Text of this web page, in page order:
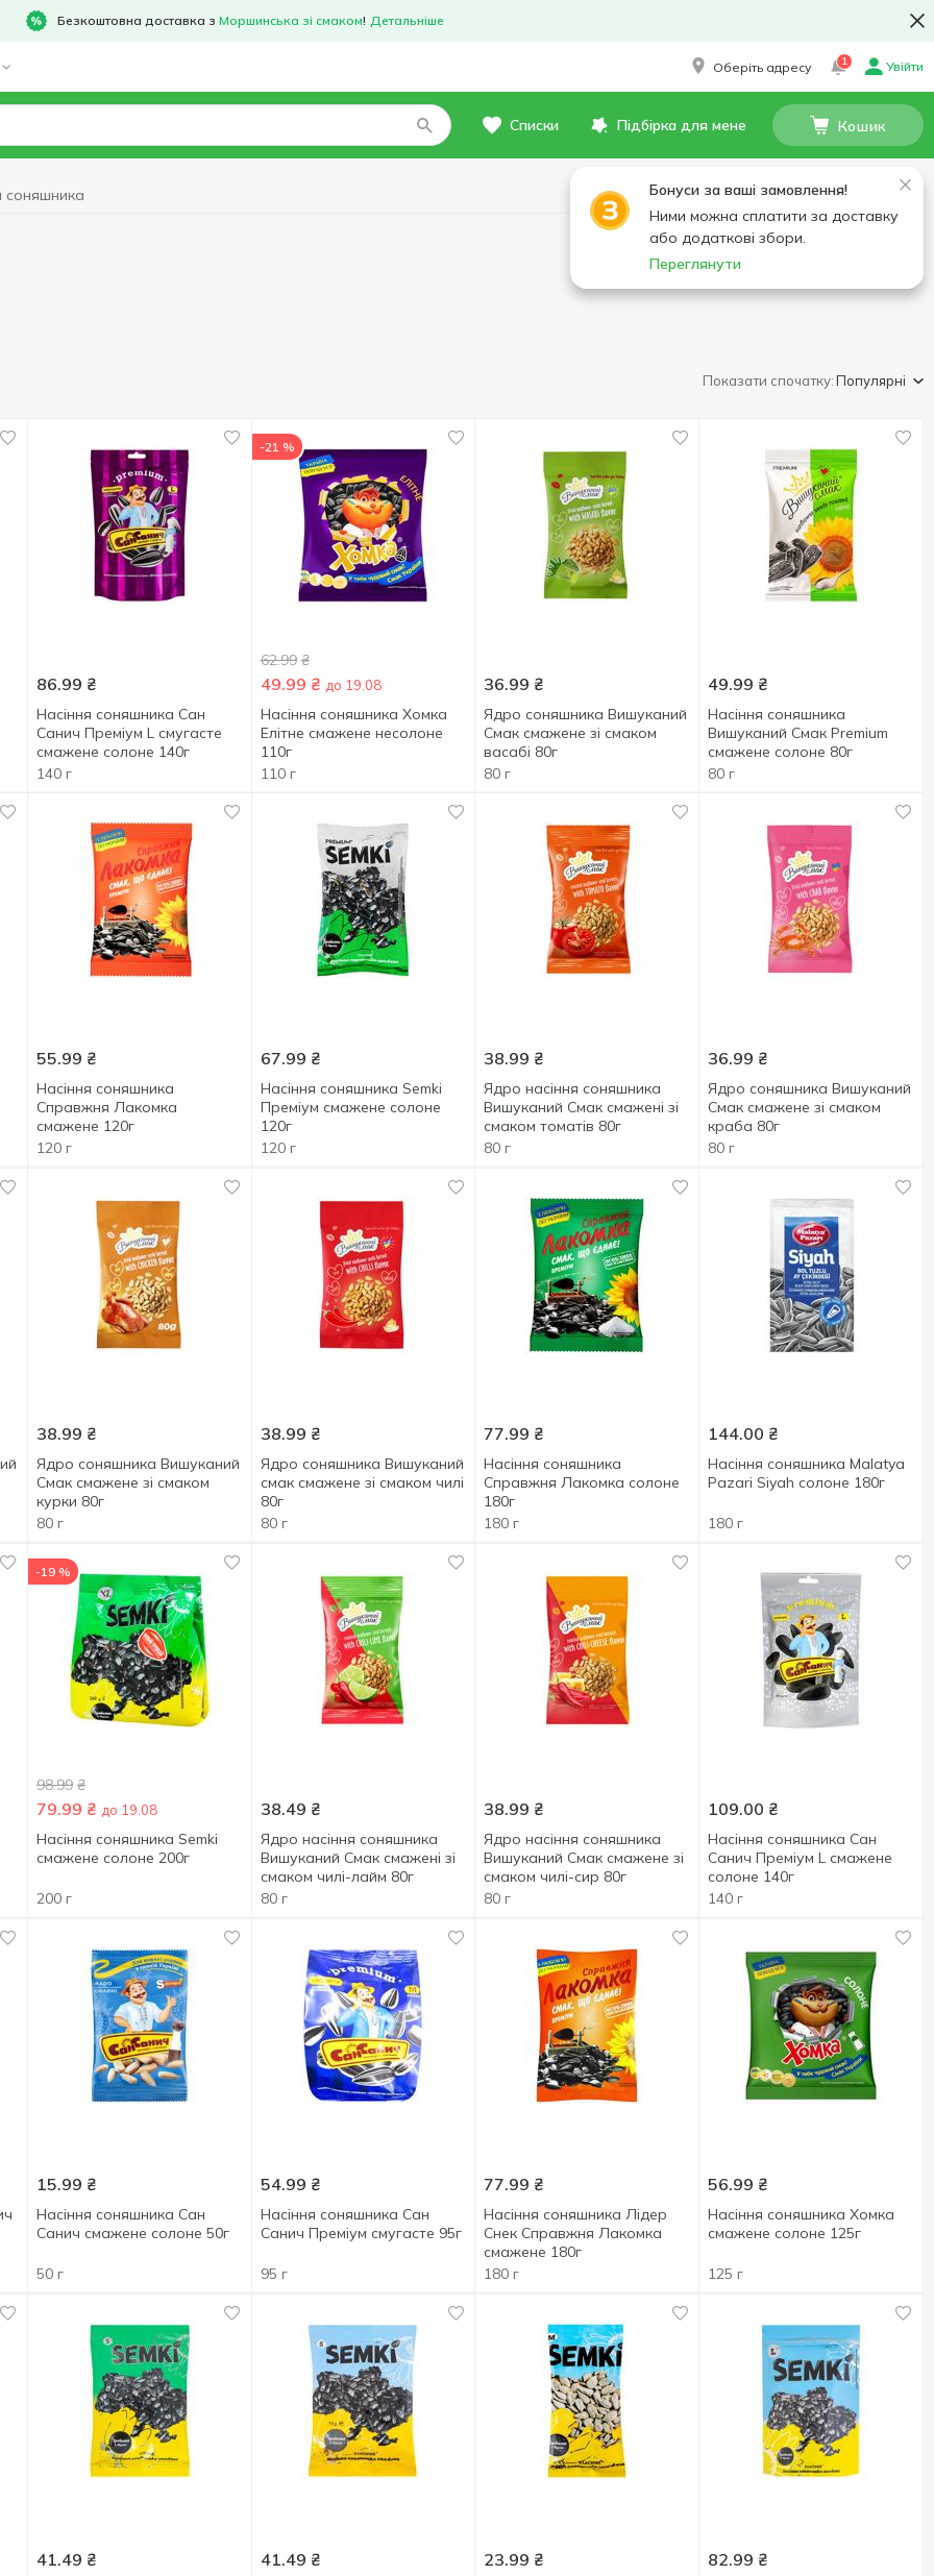
Безкоштовна доставка з Моршинська зі смаком! Детальніше
Оберіть адресу 1 Увійти
Списки Підбірка для мене Кошик
Бонуси за ваші замовлення!
Ними можна сплатити за доставку
або додаткові збори.
Переглянути
соняшника
Показати спочатку:Популярні
86.99 ₴
Насіння соняшника Сан
Санич Преміум L смугасте
смажене солоне 140г
140 г
-21 %
62.99 ₴
49.99 ₴ до 19.08
Насіння соняшника Хомка
Елітне смажене несолоне
110г
110 г
36.99 ₴
Ядро соняшника Вишуканий
Смак смажене зі смаком
васабі 80г
80 г
49.99 ₴
Насіння соняшника
Вишуканий Смак Premium
смажене солоне 80г
80 г
55.99 ₴
Насіння соняшника
Справжня Лакомка
смажене 120г
120 г
67.99 ₴
Насіння соняшника Semki
Преміум смажене солоне
120г
120 г
38.99 ₴
Ядро насіння соняшника
Вишуканий Смак смажені зі
смаком томатів 80г
80 г
36.99 ₴
Ядро соняшника Вишуканий
Смак смажене зі смаком
краба 80г
80 г
38.99 ₴
Ядро соняшника Вишуканий
Смак смажене зі смаком
курки 80г
80 г
38.99 ₴
Ядро соняшника Вишуканий
смак смажене зі смаком чилі
80г
80 г
77.99 ₴
Насіння соняшника
Справжня Лакомка солоне
180г
180 г
144.00 ₴
Насіння соняшника Malatya
Pazari Siyah солоне 180г
180 г
-19 %
98.99 ₴
79.99 ₴ до 19.08
Насіння соняшника Semki
смажене солоне 200г
200 г
38.49 ₴
Ядро насіння соняшника
Вишуканий Смак смажені зі
смаком чилі-лайм 80г
80 г
38.99 ₴
Ядро насіння соняшника
Вишуканий Смак смажене зі
смаком чилі-сир 80г
80 г
109.00 ₴
Насіння соняшника Сан
Санич Преміум L смажене
солоне 140г
140 г
15.99 ₴
Насіння соняшника Сан
Санич смажене солоне 50г
50 г
54.99 ₴
Насіння соняшника Сан
Санич Преміум смугасте 95г
95 г
77.99 ₴
Насіння соняшника Лідер
Снек Справжня Лакомка
смажене 180г
180 г
56.99 ₴
Насіння соняшника Хомка
смажене солоне 125г
125 г
41.49 ₴ 41.49 ₴ 23.99 ₴ 82.99 ₴